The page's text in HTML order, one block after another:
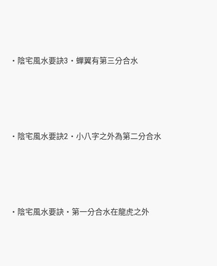
‧陰宅風水要訣3‧蟬翼有第三分合水
‧陰宅風水要訣2‧小八字之外為第二分合水
‧陰宅風水要訣‧第一分合水在龍虎之外